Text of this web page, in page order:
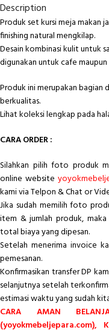
Description
Produk set kursi meja makan
finishing natural mengkilap.
Desain kombinasi kulit untuk
digunakan untuk cafe
Produk ini merupakan bagian
berkualitas.
Lihat koleksi lengkap pada
CARA ORDER :
Silahkan pilih foto produk
online website
kami via Telpon & Chat or
Jika sudah memilih foto
item & jumlah produk,
total biaya yang dipesan.
Setelah menerima invoice
pemesanan.
Konfirmasikan transfer DP
selanjutnya setelah
estimasi waktu yang sudah
CARA AMAN
(yoyokmebeljepara.com),